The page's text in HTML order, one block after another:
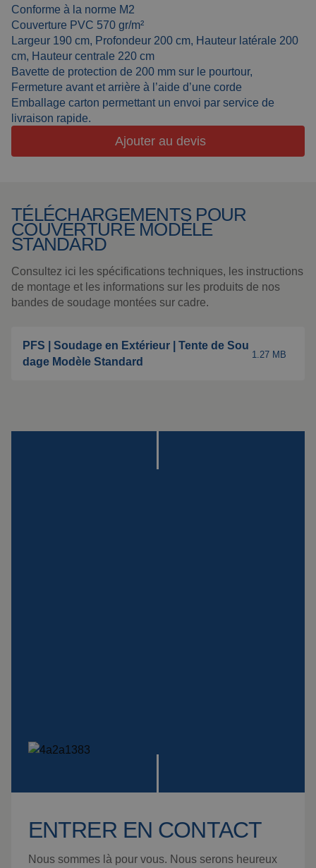
Soudage en
extérieur
Lanières de
meulage
Cabines de travail
Rideaux de
Montage
Suspensions
spéciales
Plaque Impact
Voir tous les produits
Foire aux questions
Downloads
Conforme à la norme M2
Couverture PVC 570 gr/m²
Largeur 190 cm, Profondeur 200 cm, Hauteur latérale 200
cm, Hauteur centrale 220 cm
Bavette de protection de 200 mm sur le pourtour,
Fermeture avant et arrière à l’aide d’une corde
Emballage carton permettant un envoi par service de
livraison rapide.
Ajouter au devis
TÉLÉCHARGEMENTS POUR
COUVERTURE MODÈLE
STANDARD
Consultez ici les spécifications techniques, les instructions
de montage et les informations sur les produits de nos
bandes de soudage montées sur cadre.
PFS | Soudage en Extérieur | Tente de Sou
dage Modèle Standard
1.27 MB
ENTRER EN CONTACT
Nous sommes là pour vous. Nous serons heureux